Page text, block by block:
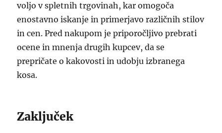
voljo v spletnih trgovinah, kar omogoča
enostavno iskanje in primerjavo različnih stilov
in cen. Pred nakupom je priporočljivo prebrati
ocene in mnenja drugih kupcev, da se
prepričate o kakovosti in udobju izbranega
kosa.
Zaključek